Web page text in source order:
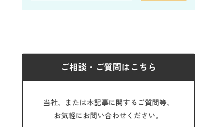
ご相談・ご質問はこちら
当社、または本記事に関するご質問等、
お気軽にお問い合わせください。